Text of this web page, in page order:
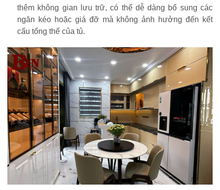
thêm không gian lưu trữ, có thể dễ dàng bổ sung các
ngăn kéo hoặc giá đỡ mà không ảnh hưởng đến kết
cấu tổng thể của tủ.